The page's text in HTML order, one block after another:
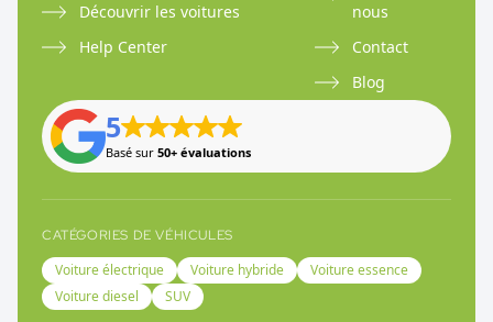
Découvrir les voitures
Help Center
nous
Contact
Blog
5
Basé sur 50+ évaluations
CATÉGORIES DE VÉHICULES
Voiture électrique Voiture hybride
Voiture essence
Voiture diesel
SUV